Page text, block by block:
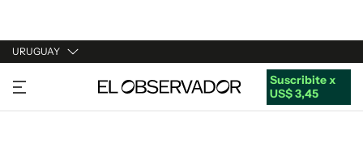
URUGUAY
URUGUAY
ARGENTINA
Suscribite x
US$ 3,45